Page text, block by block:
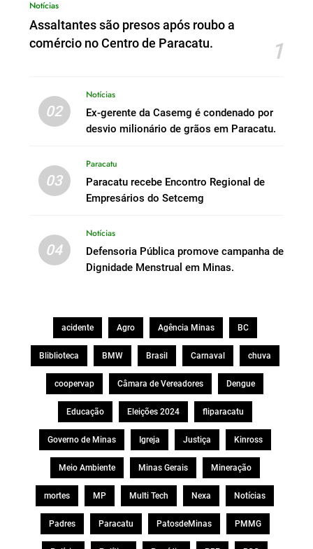
Notícias
Assaltantes são presos após roubo a
comércio no Centro de Paracatu.
1
02
Notícias
Ex-gerente da Casemg é condenado por
desvio milionário de grãos em Paracatu.
03
Paracatu
Paracatu recebe Encontro Regional de
Empresários do Setcemg
04
Notícias
Defensoria Pública promove campanha de
Dignidade Menstrual em Minas.
acidente Agro Agência Minas BC
Bliblioteca BMW Brasil Carnaval chuva
coopervap Câmara de Vereadores Dengue
Educação Eleições 2024 fliparacatu
Governo de Minas Igreja Justiça Kinross
Meio Ambiente Minas Gerais Mineração
mortes MP Multi Tech Nexa Notícias
Padres Paracatu PatosdeMinas PMMG